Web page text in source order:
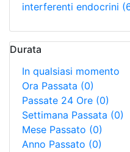
interferenti endocrini
Durata
In qualsiasi momento
Ora Passata (0)
Passate 24 Ore (0)
Settimana Passata (0)
Mese Passato (0)
Anno Passato (0)